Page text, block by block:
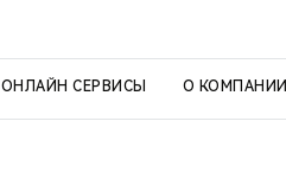
ОНЛАЙН СЕРВИСЫ О КОМПАНИИ